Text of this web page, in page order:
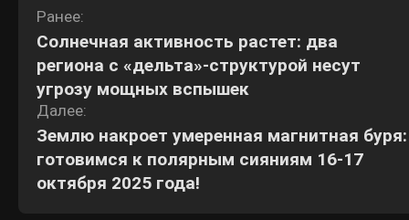
Навигация
по
записям
Ранее:
Солнечная активность растет: два
региона с «дельта»-структурой несут
угрозу мощных вспышек
Далее:
Землю накроет умеренная магнитная буря:
готовимся к полярным сияниям 16-17
октября 2025 года!